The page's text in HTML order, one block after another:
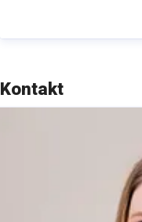
Kontakt